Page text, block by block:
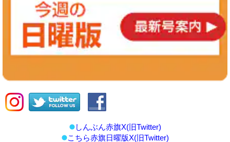
しんぶん赤旗X(旧Twitter)
こちら赤旗日曜版X(旧Twitter)